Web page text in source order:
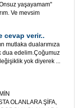
yaşayamam"
Ve mevsim
cevap verir..
dualarımıza
dua edelim.Çoğumuz
yok diyerek ...
OLANLARA ŞİFA,